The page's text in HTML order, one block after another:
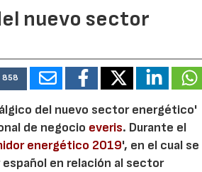
nuevo sector
858
del nuevo sector energético'
de negocio everis. Durante el
energético 2019', en el cual se
en relación al sector